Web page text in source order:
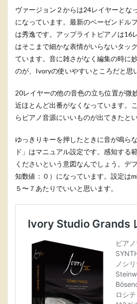
ヴァージョン２からは24レイヤーとな
になっています。最新のベーゼンドル
は秀逸です。アップライトピアノは16
はそこまで細かな表情がいらないタッ
ています。音に雑さがなく編集の時に
のが、Ivoryの使いやすいところだと思
20レイヤーの他の音色の立ち位置が微
近ほとんど出番がなくなっています。
らピアノ音源にいいものが出てきたと
ゆっきりキーを押したときに音が鳴ら
ド」はマニュアル設定です。感知する
くださいという意図なんでしょう。デ
知数値：０）になっています。設定は
５〜７あたりでいいと思います。